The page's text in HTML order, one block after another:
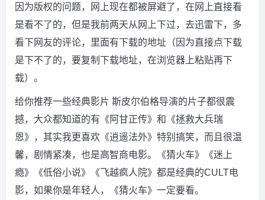
因为版权的问题，网上现在都被屏避了，在网上直接看
是看不了的，但是我前两天从网上下过，去迅雷下，多
看下网友的评论，里面有下载的地址（因为直接点下载
是下不了的，要复制下载地址，在浏览器上粘贴再下
载）。
给你推荐一些经典影片 斯皮尔伯格导演的片子都很震
撼，大众都知道的有《阿甘正传》和《拯救大兵瑞
恩》，其实我更喜欢《逍遥法外》特别搞笑，而且很温
馨，剧情紧凑，也是高智商电影。《猜火车》《迷上
瘾》《低俗小说》《飞越疯人院》都是经典的CULT电
影，如果你是年轻人，《猜火车》一定要看。